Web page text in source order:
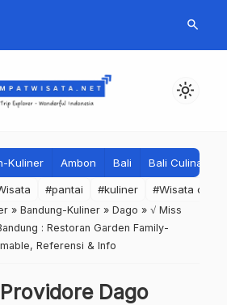
search
light_mode
Kuliner Ambon Bali Bali Culinary
#pantai #kuliner #Wisata dan
» Bandung-Kuliner » Dago » √ Miss
: Restoran Garden Family-
Referensi & Info
Dago